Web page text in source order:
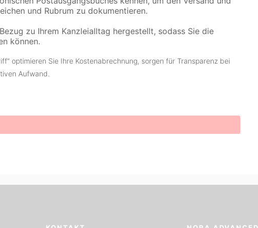
und Rubrum zu dokumentieren.
zu Ihrem Kanzleialltag hergestellt, sodass Sie die
können.
optimieren Sie Ihre Kostenabrechnung, sorgen für Transparenz bei
Aufwand.